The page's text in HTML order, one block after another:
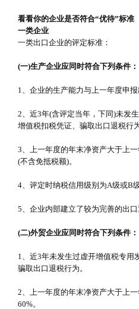
看看你的企业是否符合“优待”标准
一类企业
一类出口企业的评定标准：
(一)生产企业应同时符合下列条件：
1、企业的生产能力与上一年度申报
2、近3年(含评定当年，下同)未发
增值税扣税凭证、骗取出口退税行为
3、上一年度的年末净资产大于上
(不含免抵税额)。
4、评定时纳税信用级别为A级或B级
5、企业内部建立了较为完善的出口
(二)外贸企业应同时符合下列条件：
1、近3年未发生过虚开增值税专用
骗取出口退税行为。
2、上一年度的年末净资产大于上
60%。